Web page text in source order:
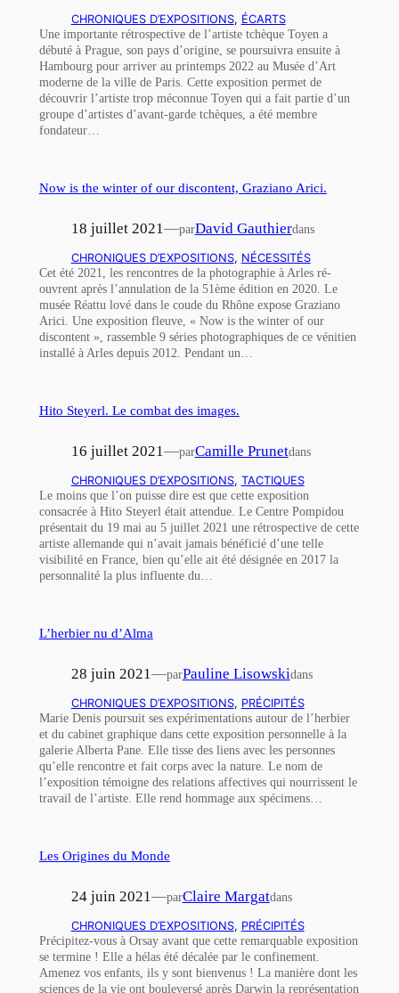
CHRONIQUES D’EXPOSITIONS, ÉCARTS
Une importante rétrospective de l’artiste tchèque Toyen a
débuté à Prague, son pays d’origine, se poursuivra ensuite à
Hambourg pour arriver au printemps 2022 au Musée d’Art
moderne de la ville de Paris. Cette exposition permet de
découvrir l’artiste trop méconnue Toyen qui a fait partie d’un
groupe d’artistes d’avant-garde tchèques, a été membre
fondateur…
Now is the winter of our discontent, Graziano Arici.
18 juillet 2021—parDavid Gauthierdans
CHRONIQUES D’EXPOSITIONS, NÉCESSITÉS
Cet été 2021, les rencontres de la photographie à Arles ré-
ouvrent après l’annulation de la 51ème édition en 2020. Le
musée Réattu lové dans le coude du Rhône expose Graziano
Arici. Une exposition fleuve, « Now is the winter of our
discontent », rassemble 9 séries photographiques de ce vénitien
installé à Arles depuis 2012. Pendant un…
Hito Steyerl. Le combat des images.
16 juillet 2021—parCamille Prunetdans
CHRONIQUES D’EXPOSITIONS, TACTIQUES
Le moins que l’on puisse dire est que cette exposition
consacrée à Hito Steyerl était attendue. Le Centre Pompidou
présentait du 19 mai au 5 juillet 2021 une rétrospective de cette
artiste allemande qui n’avait jamais bénéficié d’une telle
visibilité en France, bien qu’elle ait été désignée en 2017 la
personnalité la plus influente du…
L’herbier nu d’Alma
28 juin 2021—parPauline Lisowskidans
CHRONIQUES D’EXPOSITIONS, PRÉCIPITÉS
Marie Denis poursuit ses expérimentations autour de l’herbier
et du cabinet graphique dans cette exposition personnelle à la
galerie Alberta Pane. Elle tisse des liens avec les personnes
qu’elle rencontre et fait corps avec la nature. Le nom de
l’exposition témoigne des relations affectives qui nourrissent le
travail de l’artiste. Elle rend hommage aux spécimens…
Les Origines du Monde
24 juin 2021—parClaire Margatdans
CHRONIQUES D’EXPOSITIONS, PRÉCIPITÉS
Précipitez-vous à Orsay avant que cette remarquable exposition
se termine ! Elle a hélas été décalée par le confinement.
Amenez vos enfants, ils y sont bienvenus ! La manière dont les
sciences de la vie ont bouleversé après Darwin la représentation